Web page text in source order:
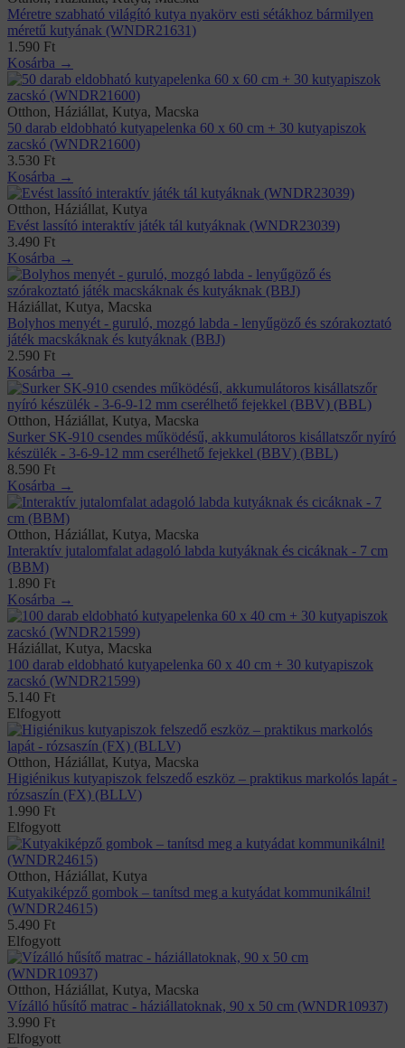
Méretre szabható világító kutya nyakörv esti sétákhoz bármilyen
méretű kutyának (WNDR21631)
1.590 Ft
Kosárba →
Otthon, Háziállat, Kutya, Macska
50 darab eldobható kutyapelenka 60 x 60 cm + 30 kutyapiszok
zacskó (WNDR21600)
3.530 Ft
Kosárba →
Otthon, Háziállat, Kutya
Evést lassító interaktív játék tál kutyáknak (WNDR23039)
3.490 Ft
Kosárba →
Háziállat, Kutya, Macska
Bolyhos menyét - guruló, mozgó labda - lenyűgöző és szórakoztató
játék macskáknak és kutyáknak (BBJ)
2.590 Ft
Kosárba →
Otthon, Háziállat, Kutya, Macska
Surker SK-910 csendes működésű, akkumulátoros kisállatszőr nyíró
készülék - 3-6-9-12 mm cserélhető fejekkel (BBV) (BBL)
8.590 Ft
Kosárba →
Otthon, Háziállat, Kutya, Macska
Interaktív jutalomfalat adagoló labda kutyáknak és cicáknak - 7 cm
(BBM)
1.890 Ft
Kosárba →
Háziállat, Kutya, Macska
100 darab eldobható kutyapelenka 60 x 40 cm + 30 kutyapiszok
zacskó (WNDR21599)
5.140 Ft
Elfogyott
Otthon, Háziállat, Kutya, Macska
Higiénikus kutyapiszok felszedő eszköz – praktikus markolós lapát -
rózsaszín (FX) (BLLV)
1.990 Ft
Elfogyott
Otthon, Háziállat, Kutya
Kutyakiképző gombok – tanítsd meg a kutyádat kommunikálni!
(WNDR24615)
5.490 Ft
Elfogyott
Otthon, Háziállat, Kutya, Macska
Vízálló hűsítő matrac - háziállatoknak, 90 x 50 cm (WNDR10937)
3.990 Ft
Elfogyott